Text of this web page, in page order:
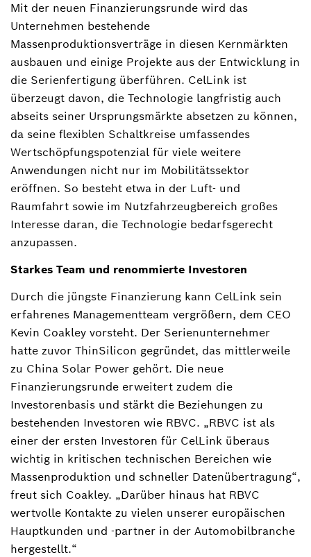
Mit der neuen Finanzierungsrunde wird das
Unternehmen bestehende
Massenproduktionsverträge in diesen Kernmärkten
ausbauen und einige Projekte aus der Entwicklung in
die Serienfertigung überführen. CelLink ist
überzeugt davon, die Technologie langfristig auch
abseits seiner Ursprungsmärkte absetzen zu können,
da seine flexiblen Schaltkreise umfassendes
Wertschöpfungspotenzial für viele weitere
Anwendungen nicht nur im Mobilitätssektor
eröffnen. So besteht etwa in der Luft- und
Raumfahrt sowie im Nutzfahrzeugbereich großes
Interesse daran, die Technologie bedarfsgerecht
anzupassen.
Starkes Team und renommierte Investoren
Durch die jüngste Finanzierung kann CelLink sein
erfahrenes Managementteam vergrößern, dem CEO
Kevin Coakley vorsteht. Der Serienunternehmer
hatte zuvor ThinSilicon gegründet, das mittlerweile
zu China Solar Power gehört. Die neue
Finanzierungsrunde erweitert zudem die
Investorenbasis und stärkt die Beziehungen zu
bestehenden Investoren wie RBVC. „RBVC ist als
einer der ersten Investoren für CelLink überaus
wichtig in kritischen technischen Bereichen wie
Massenproduktion und schneller Datenübertragung“,
freut sich Coakley. „Darüber hinaus hat RBVC
wertvolle Kontakte zu vielen unserer europäischen
Hauptkunden und -partner in der Automobilbranche
hergestellt.“